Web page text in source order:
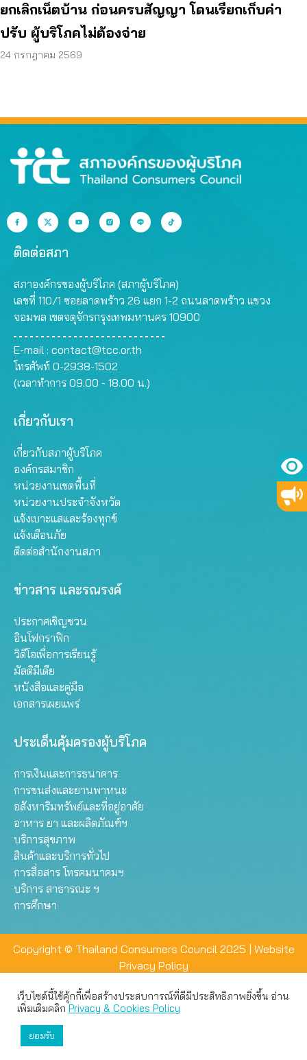
ยกเลิกเน็ตบ้าน ก่อนครบสัญญา โดนเรียกเก็บค่า
ปรับ ผู้บริโภคไม่ต้องจ่าย
24 กรกฎาคม 2569
ติดต่อสภา
สภาองค์กรของผู้บริโภค (สภาผู้บริโภค)
เลขที่ 110/1 ซอยลาดพร้าว 26 แยก 1-2 ถนนลาดพร้าว แขวง
จอมพล เขตจตุจักรกรุงเทพมหานคร 10900
E-mail : contact@tcc.or.th
โทรศัพท์ 0-2938-1502
(เวลาทำการ 09.00 - 18.00 น.)
เกี่ยวกับเรา
เกี่ยวกับสภาผู้บริโภค
องค์กรสมาชิก
หน่วยงานเขตพื้นที่
หน่วยงานประจำจังหวัด
แจ้งเบาะแสและร้องทุกข์
แจ้งเตือนภัย
ติดต่อสำนักงานสภา
ข่าวสาร และรณรงค์
ประกาศเชิญชวน
อินโฟกราฟิก
วิดีโอเพื่อการเรียนรู้
มัลติมีเดีย
หนังสือและคู่มือ
เอกสารเผยแพร่
ประเด็นคุ้มครองผู้บริโภค
การเงินและการธนาคาร
การขนส่งและยานพาหนะ
อสังหาริมทรัพย์และที่อยู่อาศัย
อาหาร ยา และผลิตภัณฑ์ฯ
บริการสุขภาพ
สินค้าและบริการทั่วไป
การสื่อสาร โทรคมนาคมฯ
บริการ สาธารณะ ฯ
การศึกษา
Copyright © Thailand Consumers Council 2025 | Website
Privacy Policy
เว็บไซต์นี้ใช้คุ้กกี้เพื่อสร้างประสบการณ์ที่ดีมีประสิทธิภาพยิ่งขึ้น อ่าน
เพิ่มเติมคลิกPrivacy & Cookies Policy
ยอมรับ
เว็บไซต์นี้ใช้คุกกี้เพื่อมอบประสบการณ์การใช้งานที่ดีให้แก่ท่าน คุณ
สามารถเลือกตั้งค่าความเป็นส่วนตัวได้
ยอมรับทั้งหมด